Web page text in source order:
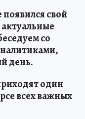
свой
со
день.
один
всех важных